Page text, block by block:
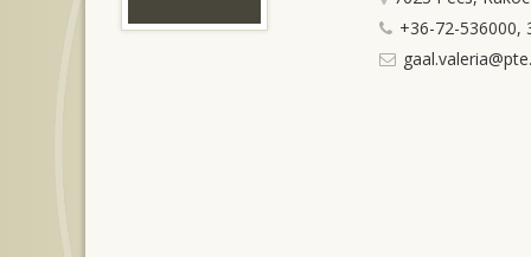
+36-72-536000,